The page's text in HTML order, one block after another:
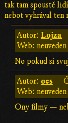
tak tam spoustě
nebot vyhrával ten
Autor:Lojza
Web: neuveden
No pokud si
Autor: ocs
Web: neuveden
Ony filmy —